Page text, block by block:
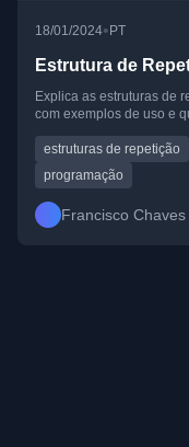
18/01/2024•PT
Estrutura de
Explica as estruturas de
com exemplos de uso e
estruturas de repetição
programação
Francisco Chaves